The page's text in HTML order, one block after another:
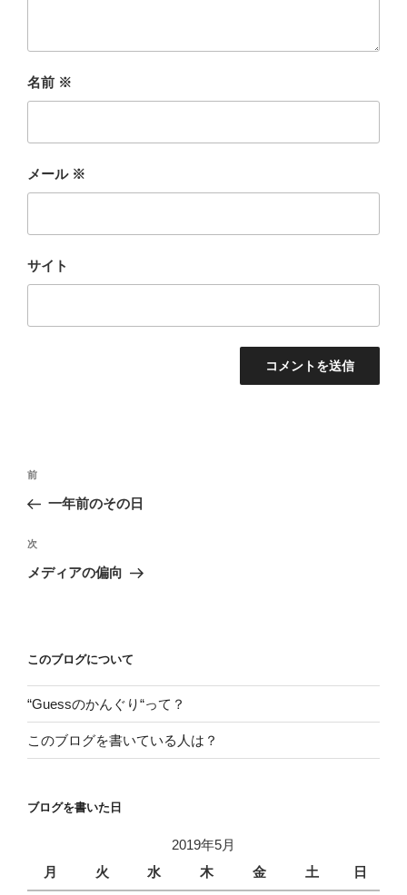
名前 ※
メール ※
サイト
投
ナ
ビ
ゲ
ン
前
の
稿
前
一年前のその日
次
の
次
メディアの偏向
このブログについて
“Guessのかんぐり“って？
このブログを書いている人は？
ブログを書いた日
2019年5月
月
火 水 木 金 土 日